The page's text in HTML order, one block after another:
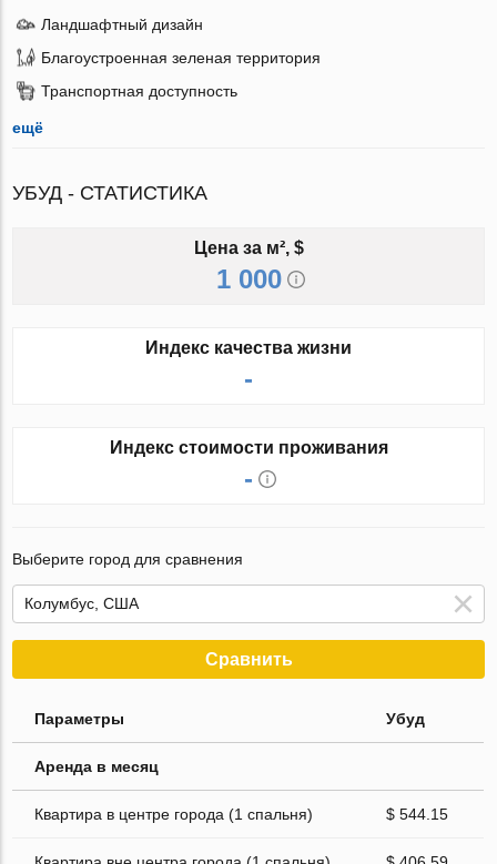
Ландшафтный дизайн
Благоустроенная зеленая территория
Транспортная доступность
ещё
УБУД - СТАТИСТИКА
Цена за м², $
1 000
Индекс качества жизни
-
Индекс стоимости проживания
-
Выберите город для сравнения
Сравнить
Параметры Убуд
Аренда в месяц
Квартира в центре города (1 спальня) $ 544.15